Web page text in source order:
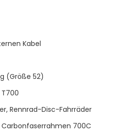
Kabel
(Größe 52)
Rennrad-Disc-Fahrräder
700C